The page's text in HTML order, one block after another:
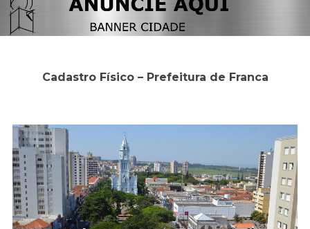
Cadastro Físico – Prefeitura de Franca